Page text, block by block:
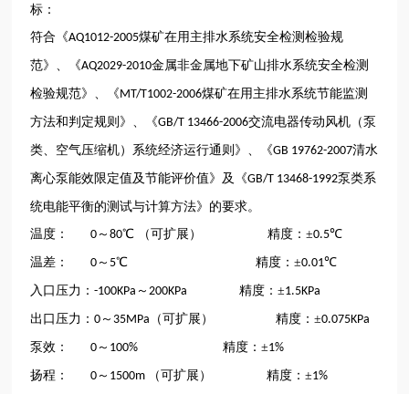
标：
符合《AQ1012-2005煤矿在用主排水系统安全检测检验规
范》、《AQ2029-2010金属非金属地下矿山排水系统安全检测
检验规范》、《 MT/T1002-2006煤矿在用主排水系统节能监测
方法和判定规则》、《GB/T 13466-2006交流电器传动风机（泵
类、空气压缩机）系统经济运行通则》、《GB 19762-2007清水
离心泵能效限定值及节能评价值》及《GB/T 13468-1992泵类系
统电能平衡的测试与计算方法》的要求。
温度：
0 ～80℃ （可扩展） 精度：±0.5℃
温差： 0 ～ 5℃ 精度：±0.01℃
入口压力：-100KPa ～ 200KPa精度：±1.5KPa
出口压力：0 ～ 35MPa （可扩展） 精度：±0.075KPa
泵效：
0 ～ 100%精度：±1%
扬程：
0 ～ 1500m （可扩展） 精度：±1%